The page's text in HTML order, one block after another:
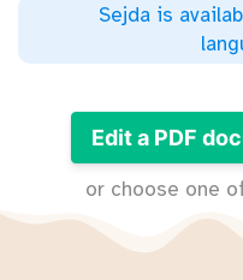
Sejda is
Edit a PDF
or choose one